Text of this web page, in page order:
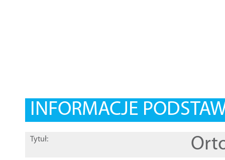
INFORMACJE
Tytuł: